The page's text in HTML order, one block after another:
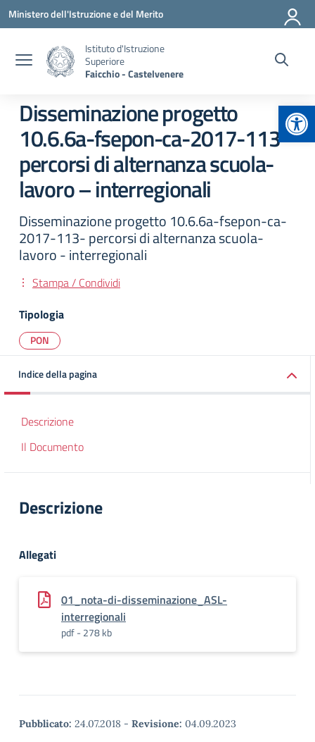
Vai ai contenuti
Vai al menu di navigazione
Vai al footer
Ministero dell'Istruzione e del Merito
Istituto d'Istruzione
Superiore
Faicchio - Castelvenere
Disseminazione progetto
10.6.6a-fsepon-ca-2017-113-
percorsi di alternanza scuola-
lavoro – interregionali
Disseminazione progetto 10.6.6a-fsepon-ca-
2017-113- percorsi di alternanza scuola-
lavoro - interregionali
Stampa / Condividi
Tipologia
PON
Indice della pagina
Descrizione
Il Documento
Descrizione
Allegati
01_nota-di-disseminazione_ASL-
interregionali
pdf - 278 kb
Pubblicato: 24.07.2018 - Revisione: 04.09.2023